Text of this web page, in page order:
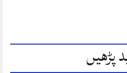
پڑھیں